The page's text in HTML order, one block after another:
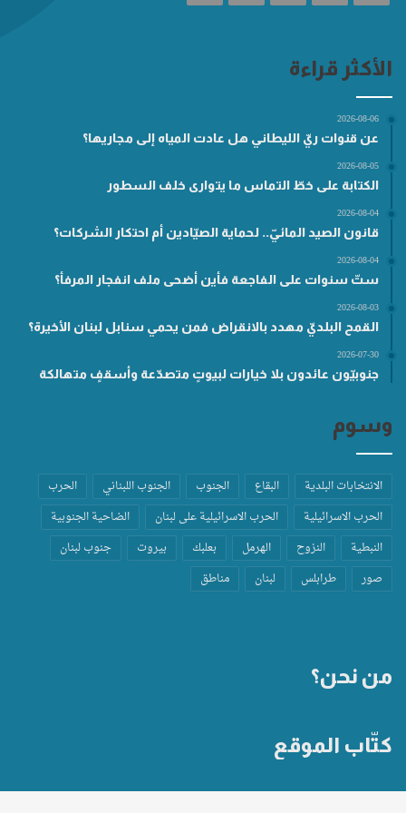
الأكثر قراءة
2026-08-06
عن قنوات ريّ الليطاني هل عادت المياه إلى مجاريها؟
2026-08-05
الكتابة على خطّ التماس ما يتوارى خلف السطور
2026-08-04
قانون الصيد المائيّ.. لحماية الصيّادين أم احتكار الشركات؟
2026-08-04
ستّ سنوات على الفاجعة فأين أضحى ملف انفجار المرفأ؟
2026-08-03
القمح البلديّ مهدد بالانقراض فمن يحمي سنابل لبنان الأخيرة؟
2026-07-30
جنوبيّون عائدون بلا خيارات لبيوتٍ متصدّعة وأسقفٍ متهالكة
وسوم
الانتخابات البلدية البقاع الجنوب الجنوب اللبناني
الحرب
الحرب الاسرائيلية
الحرب الاسرائيلية على لبنان
الضاحية الجنوبية
النبطية
النزوح الهرمل بعلبك بيروت
جنوب لبنان
صور
طرابلس لبنان مناطق
من نحن؟
كتّاب الموقع